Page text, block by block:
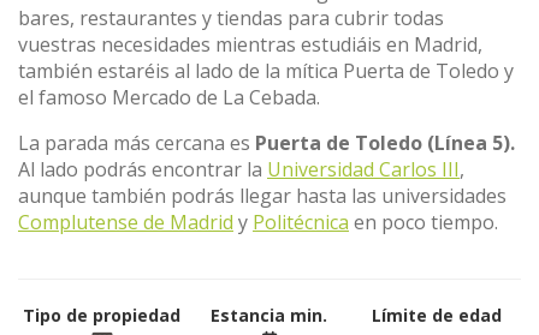
bares, restaurantes y tiendas para cubrir todas
vuestras necesidades mientras estudiáis en Madrid,
también estaréis al lado de la mítica Puerta de Toledo y
el famoso Mercado de La Cebada.
La parada más cercana es Puerta de Toledo (Línea 5).
Al lado podrás encontrar la Universidad Carlos III,
aunque también podrás llegar hasta las universidades
Complutense de Madrid y Politécnica en poco tiempo.
Tipo de propiedad Estancia min. Límite de edad